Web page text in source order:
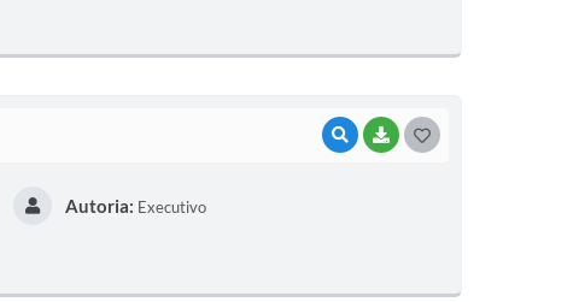
VISUALIZAR
BAIXAR
Autoria: Executivo